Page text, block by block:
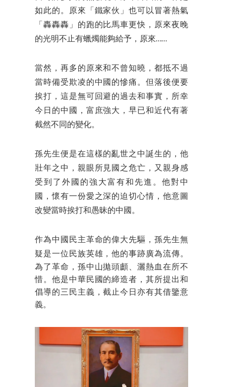
如 此的。原來「鐵家伙」也可以冒著熱氣
「轟轟轟」的跑的比馬車更快，原來夜晚
的光明不止有蠟燭能夠給予，原來……
當然，再多的原來和不曾知曉，都抵不過
當時備受欺凌的中國的慘痛。但落後便要
挨打，這是無可回避的過去和事實，所幸
今日的中國，富庶強大，早已和近代有著
截然不同的變化。
孫先生便是在這樣的亂世之中誕生的，他
壯年之中，親眼所見國之危亡，又親身感
受到了外國的強大富有和先進。他對中
國，懷有一份愛之深的迫切心情，他意圖
改變當時挨打和愚昧的中國。
作為中國民主革命的偉大先驅，孫先生無
疑是一位 民族英雄，他的事跡廣為流傳。
為了革命，孫中山拋頭顱、灑熱血在所不
惜。他是中華民國的締造者，其所提出和
倡導的三民主義，截止今日亦有其借鑒意
義。